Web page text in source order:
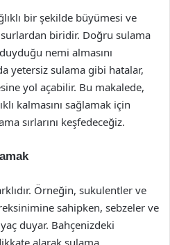
bir şekilde büyümesi ve
biridir. Doğru sulama
nemi almasını
yetersiz sulama gibi hatalar,
yol açabilir. Bu makalede,
kalmasını sağlamak için
sırlarını keşfedeceğiz.
Örneğin, sukulentler ve
sahipken, sebzeler ve
duyar. Bahçenizdeki
alarak sulama